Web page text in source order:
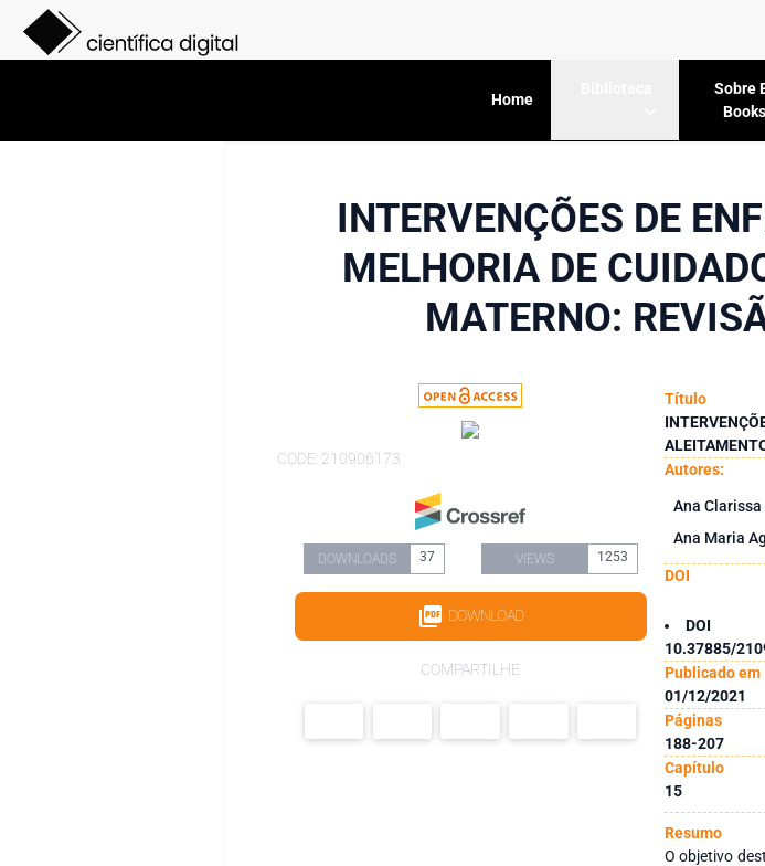
Home
Sobre
Books
INTERVENÇÕES DE
MELHORIA DE
MATERNO:
CODE: 210906173
DOWNLOADS 37 VIEWS 1253
DOWNLOAD
COMPARTILHE
Título
Autores:
Ana
Ana Maria
DOI
DOI
10.37885/
Publicado em
01/12/2021
Páginas
188-207
Capítulo
15
Resumo
O objetivo